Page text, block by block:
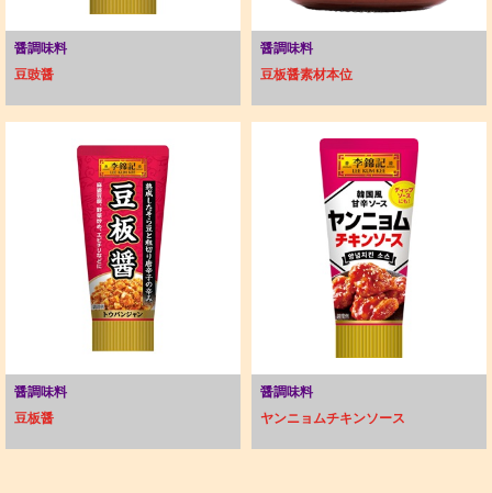
醤調味料
豆豉醤
醤調味料
豆板醤素材本位
醤調味料
豆板醤
醤調味料
ヤンニョムチキンソース